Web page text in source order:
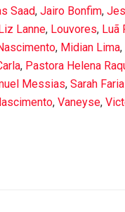
Saad, Jairo Bonfim,
Lanne, Louvores, Luã
, Midian Lima,
, Pastora Helena
Messias, Sarah
, Vaneyse,